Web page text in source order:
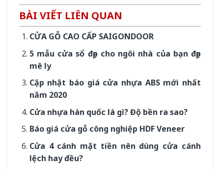
BÀI VIẾT LIÊN QUAN
CỬA GỖ CAO CẤP SAIGONDOOR
5 mẫu cửa sổ đẹp cho ngôi nhà của bạn đẹp
mê ly
Cập nhật báo giá cửa nhựa ABS mới nhất
năm 2020
Cửa nhựa hàn quốc là gì? Độ bền ra sao?
Báo giá cửa gỗ công nghiệp HDF Veneer
Cửa 4 cánh mặt tiền nên dùng cửa cánh
lệch hay đều?